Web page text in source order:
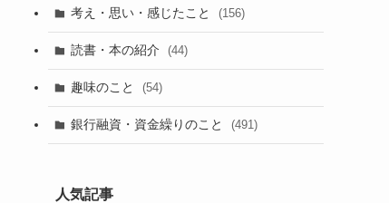
考え・思い・感じたこと (156)
読書・本の紹介 (44)
趣味のこと (54)
銀行融資・資金繰りのこと (491)
人気記事